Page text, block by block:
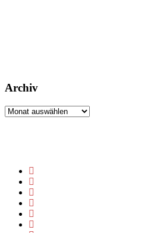
Archiv
Archiv